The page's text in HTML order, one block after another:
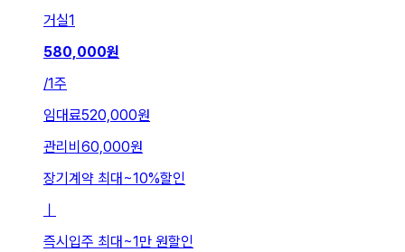
거실1
580,000원
/1주
임대료520,000원
관리비 60,000원
장기계약 최대 ~10%할인
즉시입주 최대 ~1만 원할인